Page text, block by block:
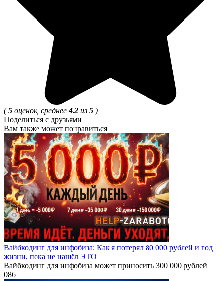
(5 оценок, среднее4.2 из 5 )
Поделиться с друзьями
Вам также может понравиться
Вайбкодинг для инфобиза: Как я потерял 80 000 рублей и год
жизни, пока не нашёл ЭТО
Вайбкодинг для инфобиза может приносить 300 000 рублей
086